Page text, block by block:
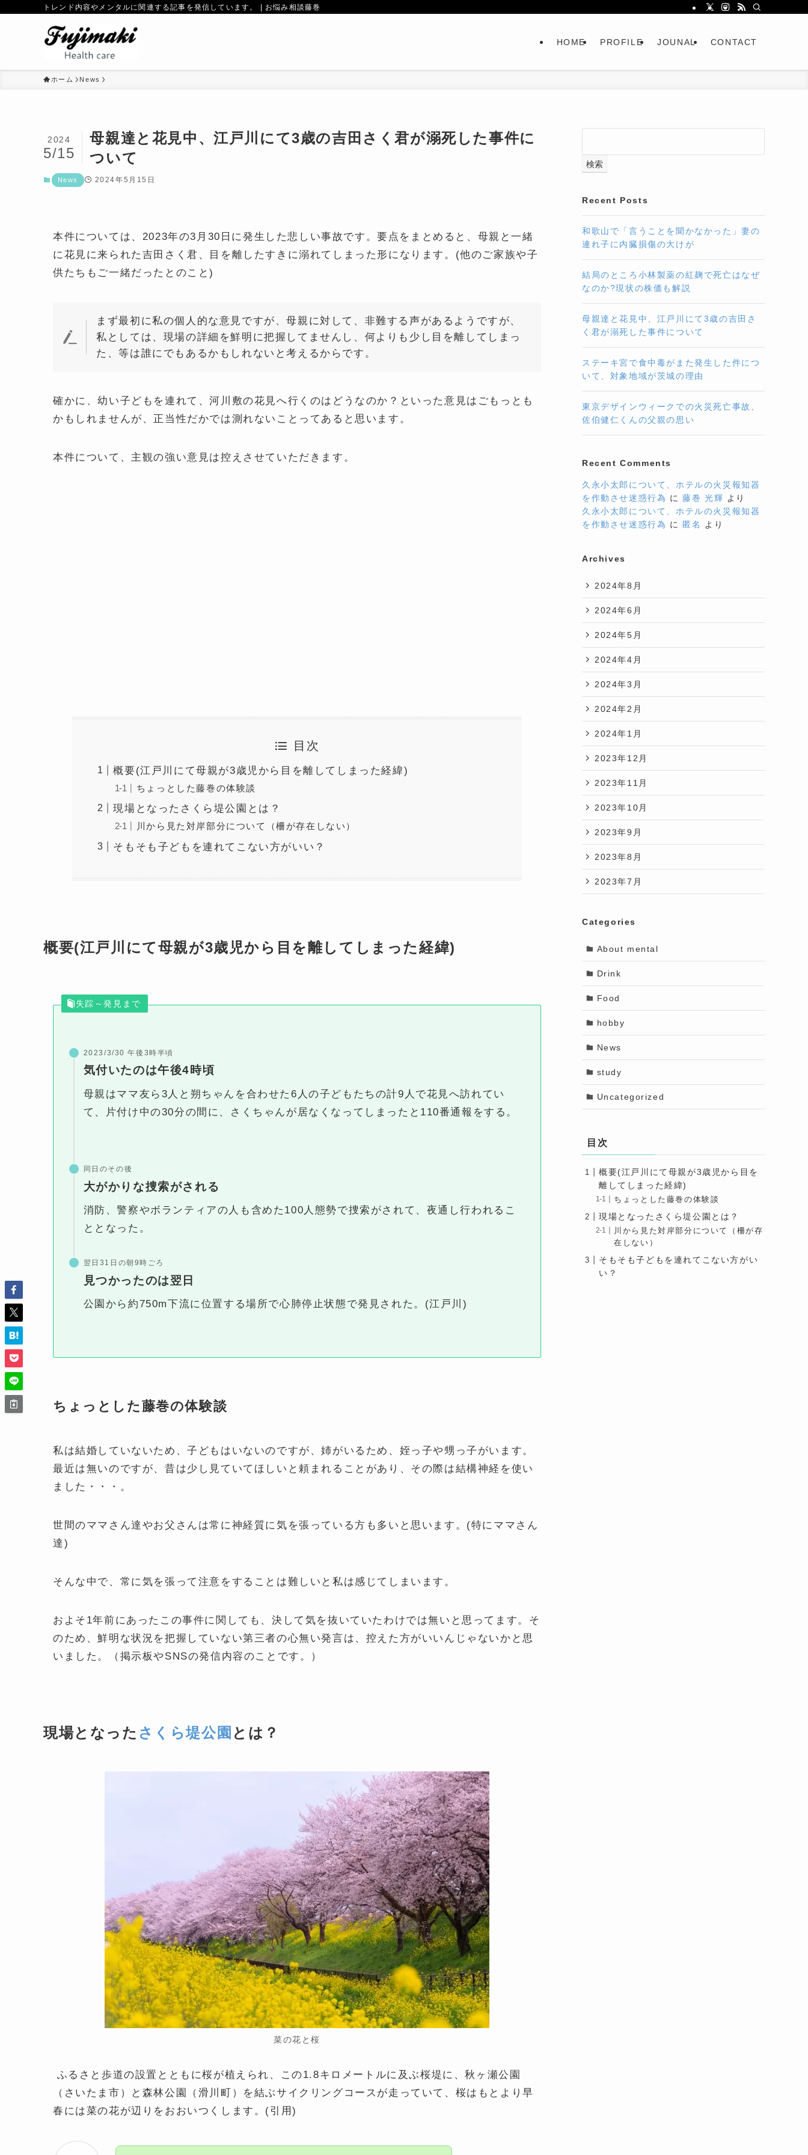
トレンド内容やメンタルに関連する記事を発信しています。 | お悩み相談藤巻
HOME PROFILE JOUNAL CONTACT
ホーム News
母親達と花見中、江戸川にて3歳の吉田さく君が溺死した事件に
ついて
2024
5/15
News 2024年5月15日
本件については、2023年の3月30日に発生した悲しい事故です。要点をまとめると、母親と一緒
に花見に来られた吉田さく君、目を離したすきに溺れてしまった形になります。(他のご家族や子
供たちもご一緒だったとのこと)
まず最初に私の個人的な意見ですが、母親に対して、非難する声があるようですが、
私としては、現場の詳細を鮮明に把握してませんし、何よりも少し目を離してしまっ
た、等は誰にでもあるかもしれないと考えるからです。
確かに、幼い子どもを連れて、河川敷の花見へ行くのはどうなのか？といった意見はごもっとも
かもしれませんが、正当性だかでは測れないことってあると思います。
本件について、主観の強い意見は控えさせていただきます。
目次
概要(江戸川にて母親が3歳児から目を離してしまった経緯)
ちょっとした藤巻の体験談
現場となったさくら堤公園とは？
川から見た対岸部分について（柵が存在しない）
そもそも子どもを連れてこない方がいい？
概要(江戸川にて母親が3歳児から目を離してしまった経緯)
失踪～発見まで
2023/3/30 午後3時半頃
気付いたのは午後4時頃
母親はママ友ら3人と朔ちゃんを合わせた6人の子どもたちの計9人で花見へ訪れてい
て、片付け中の30分の間に、さくちゃんが居なくなってしまったと110番通報をする。
同日のその後
大がかりな捜索がされる
消防、警察やボランティアの人も含めた100人態勢で捜索がされて、夜通し行われるこ
ととなった。
翌日31日の朝9時ごろ
見つかったのは翌日
公園から約750m下流に位置する場所で心肺停止状態で発見された。(江戸川)
ちょっとした藤巻の体験談
私は結婚していないため、子どもはいないのですが、姉がいるため、姪っ子や甥っ子がいます。
最近は無いのですが、昔は少し見ていてほしいと頼まれることがあり、その際は結構神経を使い
ました・・・。
世間のママさん達やお父さんは常に神経質に気を張っている方も多いと思います。(特にママさん
達)
そんな中で、常に気を張って注意をすることは難しいと私は感じてしまいます。
およそ1年前にあったこの事件に関しても、決して気を抜いていたわけでは無いと思ってます。そ
のため、鮮明な状況を把握していない第三者の心無い発言は、控えた方がいいんじゃないかと思
いました。（掲示板やSNSの発信内容のことです。）
現場となった さくら堤公園 とは？
菜の花と桜
ふるさと歩道の設置とともに桜が植えられ、この1.8キロメートルに及ぶ桜堤に、秋ヶ瀬公園
（さいたま市）と森林公園（滑川町）を結ぶサイクリングコースが走っていて、桜はもとより早
春には菜の花が辺りをおおいつくします。(引用)
検索
Recent Posts
和歌山で「言うことを聞かなかった」妻の
連れ子に内臓損傷の大けが
結局のところ小林製薬の紅麹で死亡はなぜ
なのか?現状の株価も解説
母親達と花見中、江戸川にて3歳の吉田さ
く君が溺死した事件について
ステーキ宮で食中毒がまた発生した件につ
いて、対象地域が茨城の理由
東京デザインウィークでの火災死亡事故、
佐伯健仁くんの父親の思い
Recent Comments
久永小太郎について、ホテルの火災報知器
を作動させ迷惑行為 に藤巻 光輝 より
久永小太郎について、ホテルの火災報知器
を作動させ迷惑行為 に 匿名 より
Archives
2024年8月
2024年6月
2024年5月
2024年4月
2024年3月
2024年2月
2024年1月
2023年12月
2023年11月
2023年10月
2023年9月
2023年8月
2023年7月
Categories
About mental
Drink
Food
hobby
News
study
Uncategorized
目次
概要(江戸川にて母親が3歳児から目を
離してしまった経緯)
ちょっとした藤巻の体験談
現場となったさくら堤公園とは？
川から見た対岸部分について（柵が存
在しない）
そもそも子どもを連れてこない方がい
い？